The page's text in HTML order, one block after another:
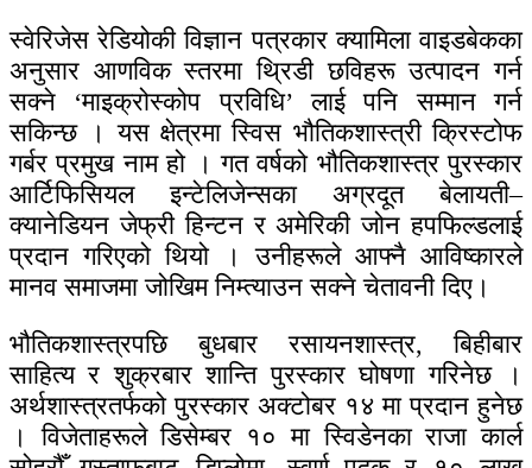
स्वेरिजेस रेडियोकी विज्ञान पत्रकार क्यामिला वाइडबेकका
अनुसार आणविक स्तरमा थ्रिडी छविहरू उत्पादन गर्न
सक्ने ‘माइक्रोस्कोप प्रविधि’ लाई पनि सम्मान गर्न
सकिन्छ । यस क्षेत्रमा स्विस भौतिकशास्त्री क्रिस्टोफ
गर्बर प्रमुख नाम हो । गत वर्षको भौतिकशास्त्र पुरस्कार
आर्टिफिसियल इन्टेलिजेन्सका अग्रदूत बेलायती–
क्यानेडियन जेफ्री हिन्टन र अमेरिकी जोन हपफिल्डलाई
प्रदान गरिएको थियो । उनीहरूले आफ्नै आविष्कारले
मानव समाजमा जोखिम निम्त्याउन सक्ने चेतावनी दिए।
भौतिकशास्त्रपछि बुधबार रसायनशास्त्र, बिहीबार
साहित्य र शुक्रबार शान्ति पुरस्कार घोषणा गरिनेछ ।
अर्थशास्त्रतर्फको पुरस्कार अक्टोबर १४ मा प्रदान हुनेछ
। विजेताहरूले डिसेम्बर १० मा स्विडेनका राजा कार्ल